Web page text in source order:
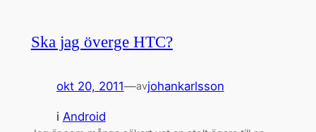
Ska jag överge HTC?
okt 20, 2011—avjohankarlsson
i Android